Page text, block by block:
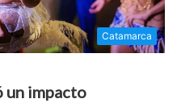
Catamarca
un impacto